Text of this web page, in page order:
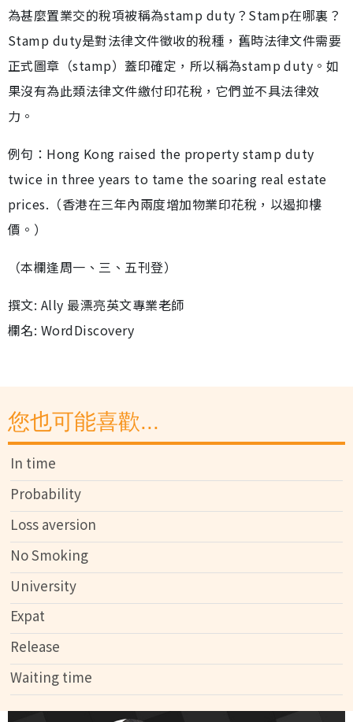
為甚麼置業交的稅項被稱為stamp duty？Stamp在哪裏？
Stamp duty是對法律文件徵收的稅種，舊時法律文件需要
正式圖章（stamp）蓋印確定，所以稱為stamp duty。如
果沒有為此類法律文件繳付印花稅，它們並不具法律效
力。
例句：Hong Kong raised the property stamp duty
twice in three years to tame the soaring real estate
prices.（香港在三年內兩度增加物業印花稅，以遏抑樓
價。）
（本欄逢周一、三、五刊登）
撰文: Ally 最漂亮英文專業老師
欄名: WordDiscovery
您也可能喜歡...
In time
Probability
Loss aversion
No Smoking
University
Expat
Release
Waiting time